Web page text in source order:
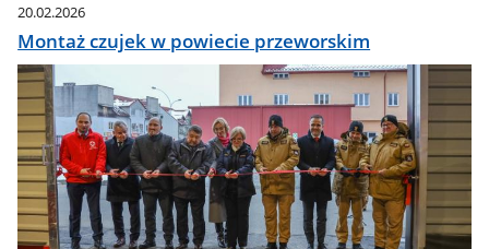
20.02.2026
Montaż czujek w powiecie przeworskim